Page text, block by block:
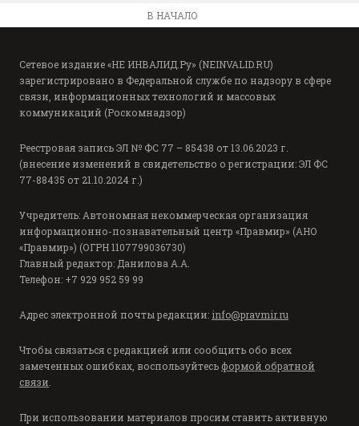
В НАЧАЛО
Сетевое издание «НЕ ИНВАЛИД.Ру» (NEINVALID.RU)
зарегистрировано в Федеральной службе по надзору в сфере
связи, информационных технологий и массовых
коммуникаций (Роскомнадзор)
Реестровая запись ЭЛ № ФС 77 – 85438 от 13.06.2023 г.
(внесение изменений в свидетельство о регистрации: ЭЛ ФС
77-88435 от 21.10.2024 г.)
Учредитель: Автономная некоммерческая организация
информационно-познавательный центр «Правмир» (АНО
«Правмир») (ОГРН 1107799036730)
Главный редактор: Данилова А.А.
Телефон: +7 929 952 59 99
Адрес электронной почты редакции: info@pravmir.ru
Чтобы связаться с редакцией или сообщить обо всех
замеченных ошибках, воспользуйтесь формой обратной
связи.
При использовании материалов просим ставить активную